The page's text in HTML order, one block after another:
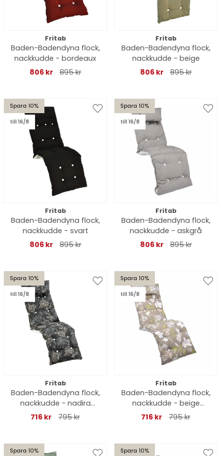
Fritab
Baden-Badendyna flock,
nackkudde - bordeaux
806 kr
895 kr
Fritab
Baden-Badendyna flock,
nackkudde - beige
806 kr
895 kr
Spara 10%
till 16/8
Fritab
Baden-Badendyna flock,
nackkudde - svart
806 kr
895 kr
Spara 10%
till 16/8
Fritab
Baden-Badendyna flock,
nackkudde - askgrå
806 kr
895 kr
Spara 10%
till 16/8
Fritab
Baden-Badendyna flock,
nackkudde - nadira
black
716 kr 795 kr
Spara 10%
till 16/8
Fritab
Baden-Badendyna flock,
nackkudde - beige
botanical
716 kr 795 kr
Spara 10% Spara 10%